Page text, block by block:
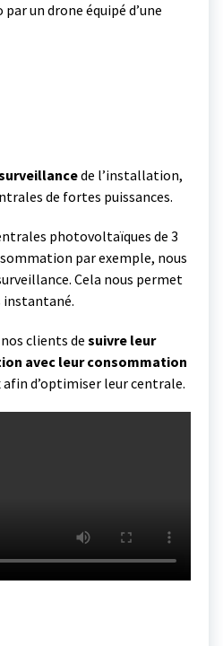
un drone équipé d’une
de l’installation,
de fortes puissances.
photovoltaïques de 3
par exemple, nous
Cela nous permet
instantané.
clients de suivre leur
avec leur consommation
afin d’optimiser leur centrale.